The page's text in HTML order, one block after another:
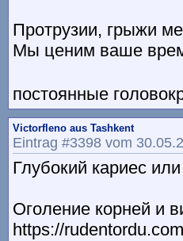
Протрузии, грыжи
Мы ценим ваше
постоянные
Victorfleno aus Tashkent
Eintrag #3398 vom
Глубокий кариес
Оголение корней и
https://